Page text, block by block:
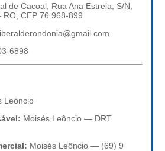
de Cacoal, Rua Ana Estrela, S/N,
RO, CEP 76.968-899
6898
Leôncio
Moisés Leôncio — DRT
Moisés Leôncio — (69) 9